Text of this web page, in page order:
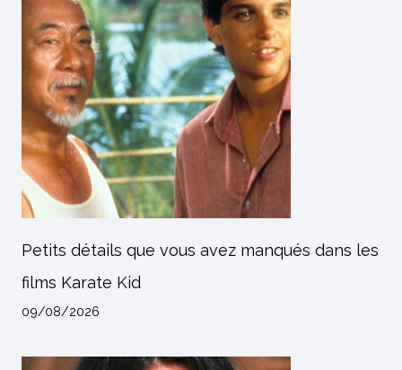
Petits détails que vous avez manqués dans les
films Karate Kid
09/08/2026